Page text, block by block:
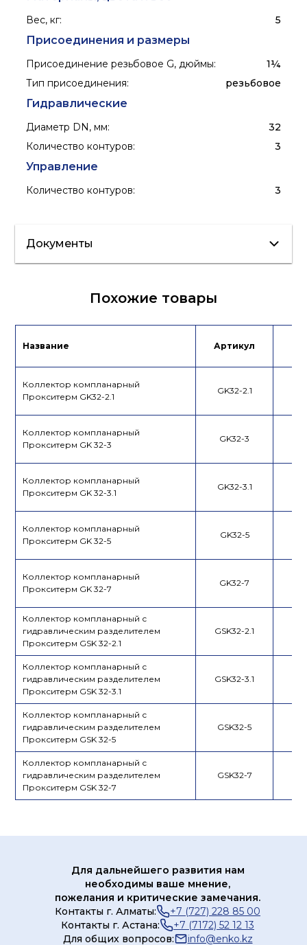
Вес, кг: 5
Присоединения и размеры
Присоединение резьбовое G, дюймы:
1¼
Тип присоединения: резьбовое
Гидравлические
Диаметр DN, мм:
32
Количество контуров: 3
Управление
Количество контуров: 3
Документы
Декларация
Похожие товары
Название Артикул
Коллектор компланарный
Прокситерм GK32-2.1
GK32-2.1
Коллектор компланарный
Прокситерм GK 32-3
GK32-3
Коллектор компланарный
Прокситерм GK 32-3.1
GK32-3.1
Коллектор компланарный
Прокситерм GK 32-5
GK32-5
Коллектор компланарный
Прокситерм GK 32-7
GK32-7
Коллектор компланарный с
гидравлическим разделителем
Прокситерм GSK 32-2.1
GSK32-2.1
Коллектор компланарный с
гидравлическим разделителем
Прокситерм GSK 32-3.1
GSK32-3.1
Коллектор компланарный с
гидравлическим разделителем
Прокситерм GSK 32-5
GSK32-5
Коллектор компланарный с
гидравлическим разделителем
Прокситерм GSK 32-7
GSK32-7
Для дальнейшего развития нам
необходимы ваше мнение,
пожелания и критические замечания.
Контакты г. Алматы:
+7 (727) 228 85 00
Контакты г. Астана:
+7 (7172) 52 12 13
Для общих вопросов:
info@enko.kz